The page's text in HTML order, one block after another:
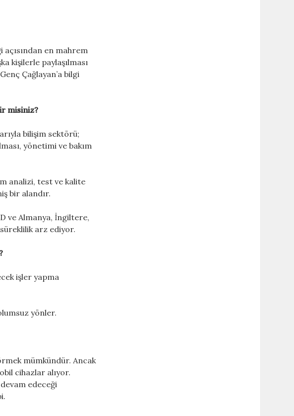
açısından en mahrem
kişilerle paylaşılması
Çağlayan’a bilgi
misiniz?
bilişim sektörü;
yönetimi ve bakım
analizi, test ve kalite
bir alandır.
ve Almanya, İngiltere,
arz ediyor.
işler yapma
yönler.
mümkündür. Ancak
cihazlar alıyor.
edeceği